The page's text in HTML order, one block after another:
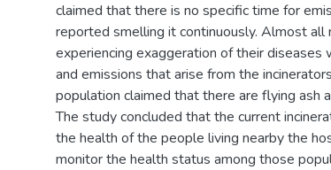
claimed that there is no specific time for
reported smelling it continuously. Almost
experiencing exaggeration of their
and emissions that arise from the
population claimed that there are flying ash
The study concluded that the current
the health of the people living nearby the
monitor the health status among those